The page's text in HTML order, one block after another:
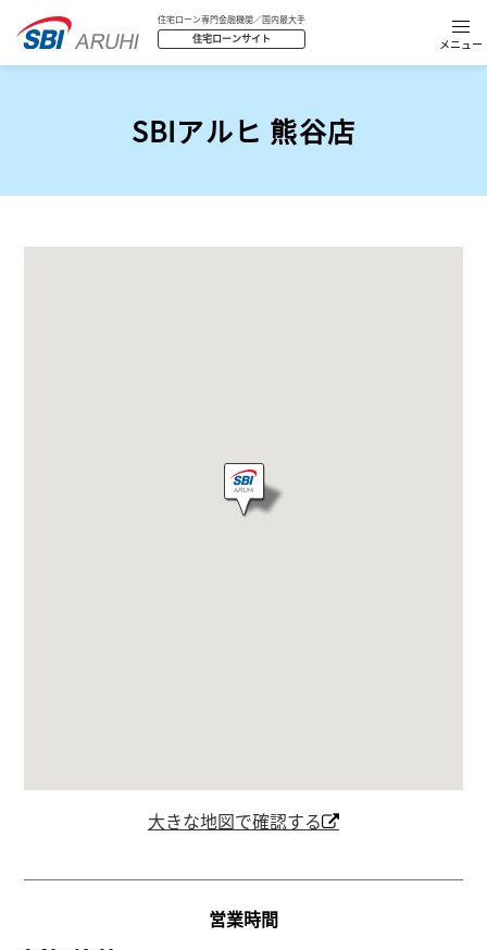
住宅ローン専門金融機関／国内最大手
住宅ローンサイト
SBIアルヒ 熊谷店
大きな地図で確認する
営業時間